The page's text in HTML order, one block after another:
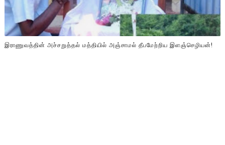
இராணுவத்தின் அச்சறுத்தல் மத்தியில் அஞ்சாமல் தீபமேற்றிய இளஞ்செழியன்!